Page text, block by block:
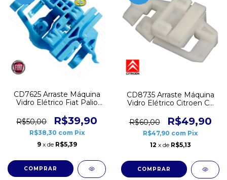
CD7625 Arraste Máquina
Vidro Elétrico Fiat Palio
Uno Vivace Direito
R$50,00 R$39,90
R$38,30 com Pix
9 x de R$5,39
CD8735 Arraste Máquina
Vidro Elétrico Citroen C3
Esquerdo
R$60,00 R$49,90
R$47,90 com Pix
12 x de R$5,13